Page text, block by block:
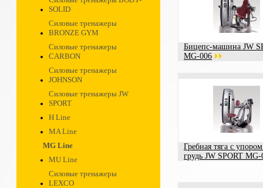
SOLID
Силовые тренажеры
BRONZE GYM
Силовые тренажеры
CARBON
Силовые тренажеры
JOHNSON
Силовые тренажеры JW
SPORT
H Line
MA Line
MG Line
MU Line
Силовые тренажеры
LEXCO
Бицепс-машина JW
MG-006
Гребная тяга с
грудь JW SPORT MG-